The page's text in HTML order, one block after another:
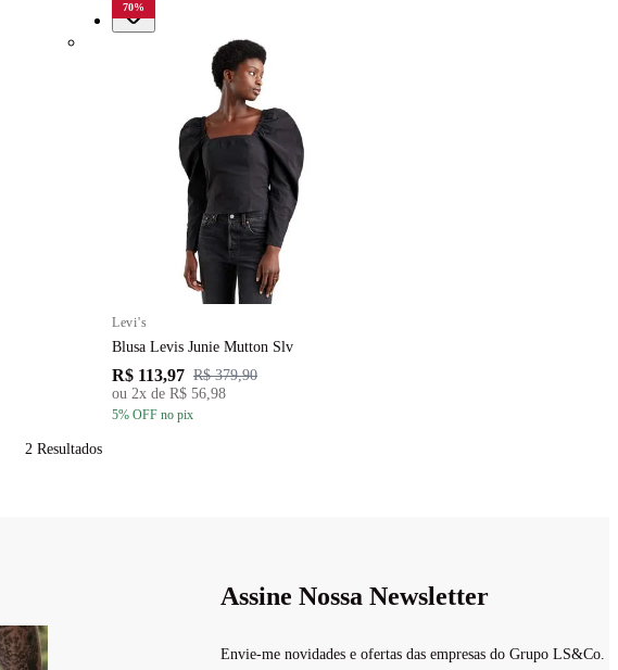
70%
Levi's
Blusa Levis Junie Mutton Slv
R$ 113,97 R$ 379,90
ou 2x de R$ 56,98
5% OFF no pix
2 Resultados
Assine Nossa Newsletter
Envie-me novidades e ofertas das empresas do Grupo LS&Co.